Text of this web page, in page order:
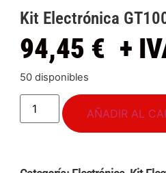
Kit Electrónica
94,45 € +
50 disponibles
AÑADIR AL